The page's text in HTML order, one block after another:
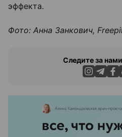
эффекта.
Фото: Анна Занкович,
Следите за